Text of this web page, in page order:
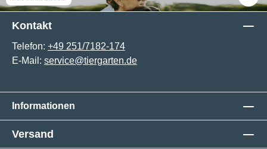
Kontakt
Telefon: +49 251/7182-174
E-Mail: service@tiergarten.de
Informationen
Versand